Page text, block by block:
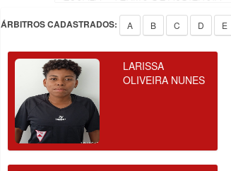
ÁRBITROS CADASTRADOS: A B C D E
LARISSA
OLIVEIRA NUNES